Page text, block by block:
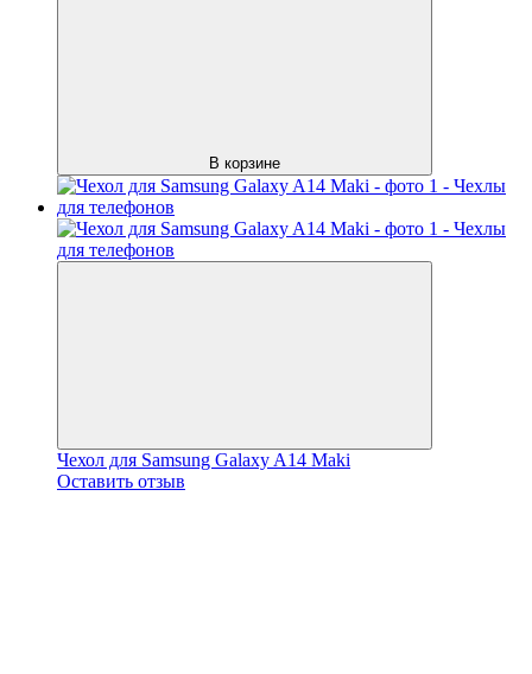
В корзине
Чехол для Samsung Galaxy A14 Maki
Оставить отзыв